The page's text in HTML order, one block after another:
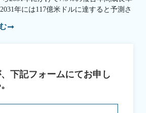
年には117億米ドルに達すると予測さ
下記フォームにてお申し